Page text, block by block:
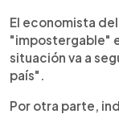
El economista
"impostergable"
situación va a
país".
Por otra parte,